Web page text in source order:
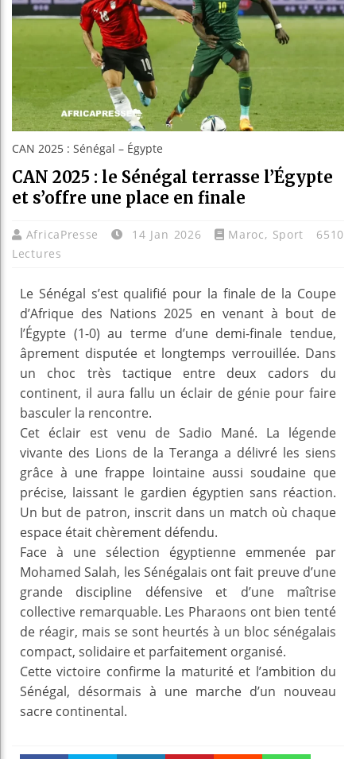
CAN 2025 : Sénégal – Égypte
CAN 2025 : le Sénégal terrasse l’Égypte
et s’offre une place en finale
AfricaPresse 14 Jan 2026 Maroc, Sport
6510
Lectures
Le Sénégal s’est qualifié pour la finale de la Coupe
d’Afrique des Nations 2025 en venant à bout de
l’Égypte (1-0) au terme d’une demi-finale tendue,
âprement disputée et longtemps verrouillée. Dans
un choc très tactique entre deux cadors du
continent, il aura fallu un éclair de génie pour faire
basculer la rencontre.
Cet éclair est venu de Sadio Mané. La légende
vivante des Lions de la Teranga a délivré les siens
grâce à une frappe lointaine aussi soudaine que
précise, laissant le gardien égyptien sans réaction.
Un but de patron, inscrit dans un match où chaque
espace était chèrement défendu.
Face à une sélection égyptienne emmenée par
Mohamed Salah, les Sénégalais ont fait preuve d’une
grande discipline défensive et d’une maîtrise
collective remarquable. Les Pharaons ont bien tenté
de réagir, mais se sont heurtés à un bloc sénégalais
compact, solidaire et parfaitement organisé.
Cette victoire confirme la maturité et l’ambition du
Sénégal, désormais à une marche d’un nouveau
sacre continental.